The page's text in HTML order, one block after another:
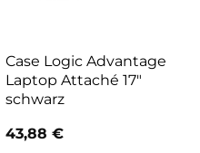
Case Logic Advantage
Laptop Attaché 17″
schwarz
43,88 €